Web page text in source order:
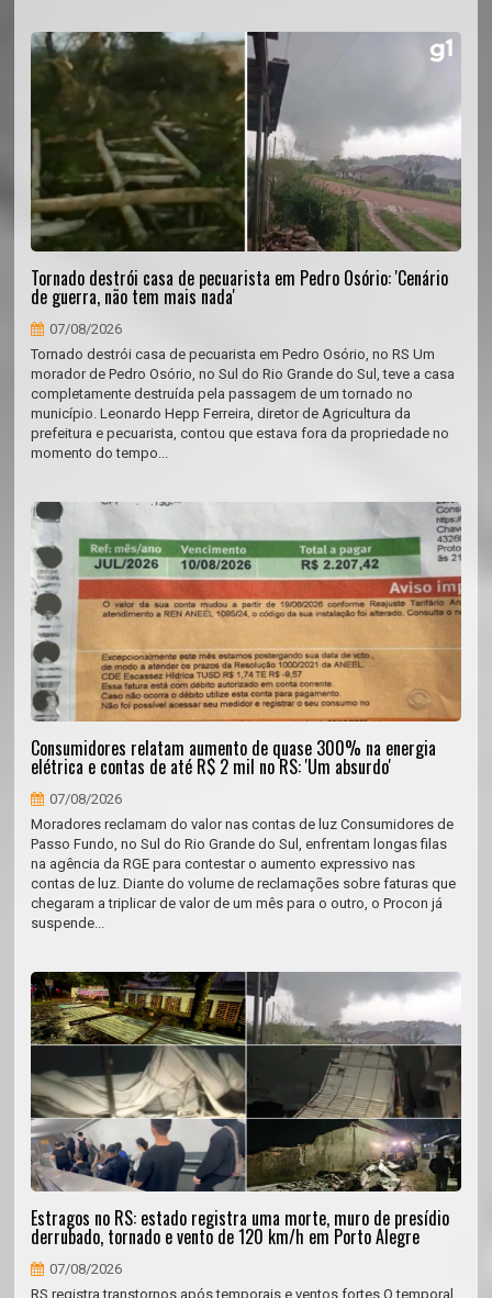
Tornado destrói casa de pecuarista em Pedro Osório: 'Cenário
de guerra, não tem mais nada'
07/08/2026
Tornado destrói casa de pecuarista em Pedro Osório, no RS Um
morador de Pedro Osório, no Sul do Rio Grande do Sul, teve a casa
completamente destruída pela passagem de um tornado no
município. Leonardo Hepp Ferreira, diretor de Agricultura da
prefeitura e pecuarista, contou que estava fora da propriedade no
momento do tempo...
Consumidores relatam aumento de quase 300% na energia
elétrica e contas de até R$ 2 mil no RS: 'Um absurdo'
07/08/2026
Moradores reclamam do valor nas contas de luz Consumidores de
Passo Fundo, no Sul do Rio Grande do Sul, enfrentam longas filas
na agência da RGE para contestar o aumento expressivo nas
contas de luz. Diante do volume de reclamações sobre faturas que
chegaram a triplicar de valor de um mês para o outro, o Procon já
suspende...
Estragos no RS: estado registra uma morte, muro de presídio
derrubado, tornado e vento de 120 km/h em Porto Alegre
07/08/2026
RS registra transtornos após temporais e ventos fortes O temporal